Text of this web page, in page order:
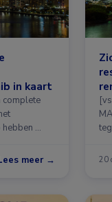
in kaart
complete
…
meer → 20